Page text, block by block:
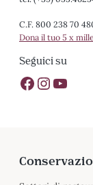
C.F. 800 238 70
Dona il tuo 5 x
Seguici su
Pagina Facebook Opificio delle Pietre Dure Profilo Instagram Opificio delle Pietre Dure Canale Youtube Opificio delle Pietre Dure